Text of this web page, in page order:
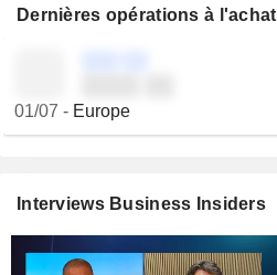
Dernières opérations à l'achat
01/07 - Europe
Interviews Business Insiders